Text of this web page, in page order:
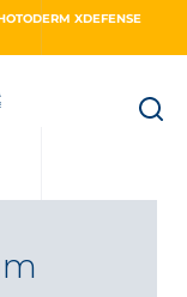
XDEFENSE